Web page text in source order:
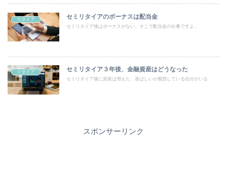
リタイア セミリタイアのボーナスは配当金
セミリタイア後はボーナスがない、そこで配当金の出番ですよ。
リタイア セミリタイア３年後、金融資産はどうなった
セミリタイア後に資産は増えた、喜ばしいが困惑している自分がいる
スポンサーリンク